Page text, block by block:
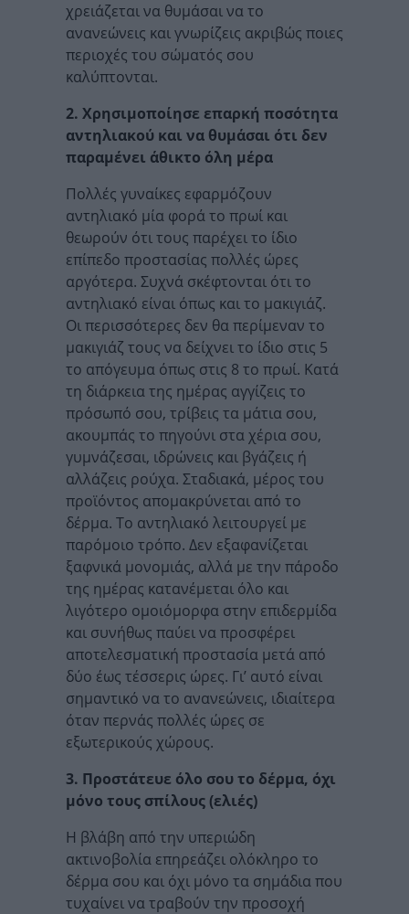
χρειάζεται να θυμάσαι να το
ανανεώνεις και γνωρίζεις ακριβώς ποιες
περιοχές του σώματός σου
καλύπτονται.
2. Χρησιμοποίησε επαρκή ποσότητα
αντηλιακού και να θυμάσαι ότι δεν
παραμένει άθικτο όλη μέρα
Πολλές γυναίκες εφαρμόζουν
αντηλιακό μία φορά το πρωί και
θεωρούν ότι τους παρέχει το ίδιο
επίπεδο προστασίας πολλές ώρες
αργότερα. Συχνά σκέφτονται ότι το
αντηλιακό είναι όπως και το μακιγιάζ.
Οι περισσότερες δεν θα περίμεναν το
μακιγιάζ τους να δείχνει το ίδιο στις 5
το απόγευμα όπως στις 8 το πρωί. Κατά
τη διάρκεια της ημέρας αγγίζεις το
πρόσωπό σου, τρίβεις τα μάτια σου,
ακουμπάς το πηγούνι στα χέρια σου,
γυμνάζεσαι, ιδρώνεις και βγάζεις ή
αλλάζεις ρούχα. Σταδιακά, μέρος του
προϊόντος απομακρύνεται από το
δέρμα. Το αντηλιακό λειτουργεί με
παρόμοιο τρόπο. Δεν εξαφανίζεται
ξαφνικά μονομιάς, αλλά με την πάροδο
της ημέρας κατανέμεται όλο και
λιγότερο ομοιόμορφα στην επιδερμίδα
και συνήθως παύει να προσφέρει
αποτελεσματική προστασία μετά από
δύο έως τέσσερις ώρες. Γι’ αυτό είναι
σημαντικό να το ανανεώνεις, ιδιαίτερα
όταν περνάς πολλές ώρες σε
εξωτερικούς χώρους.
3. Προστάτευε όλο σου το δέρμα, όχι
μόνο τους σπίλους (ελιές)
Η βλάβη από την υπεριώδη
ακτινοβολία επηρεάζει ολόκληρο το
δέρμα σου και όχι μόνο τα σημάδια που
τυχαίνει να τραβούν την προσοχή